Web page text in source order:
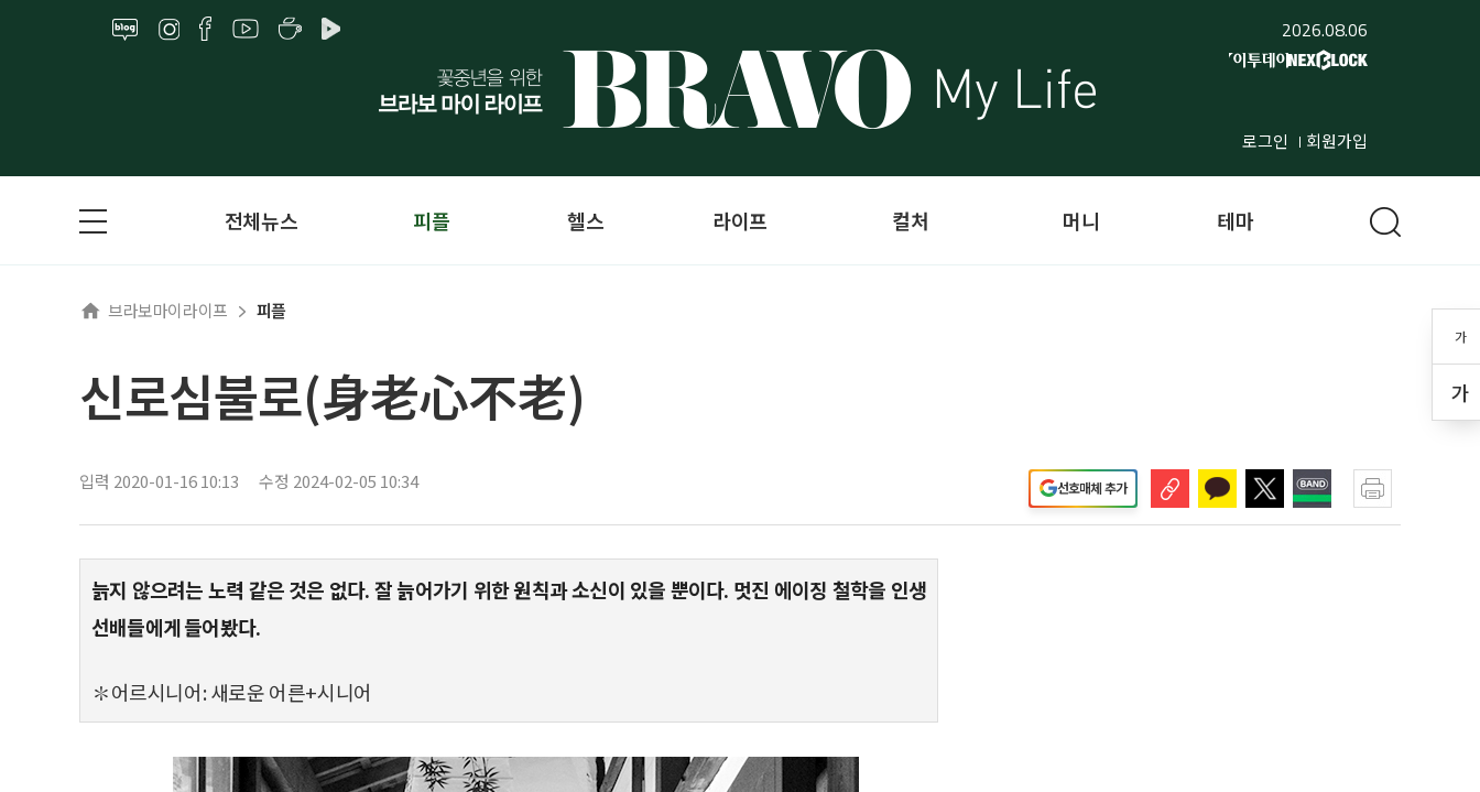
2026.08.06
로그인 회원가입
가
가
전체뉴스 피플 헬스 라이프 컬처 머니 테마
브라보마이라이프 피플
신로심불로(身老心不老)
입력 2020-01-16 10:13 수정 2024-02-05 10:34 선호매체 추가
늙지 않으려는 노력 같은 것은 없다. 잘 늙어가기 위한 원칙과 소신이 있을 뿐이다. 멋진 에이징 철학을 인생
선배들에게 들어봤다.
✽어르시니어: 새로운 어른+시니어